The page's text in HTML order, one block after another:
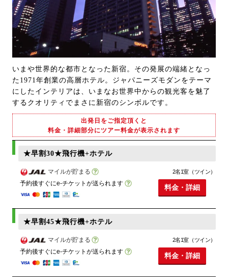
いまや世界的な都市となった新宿。その発展の端緒となっ
た1971年創業の高層ホテル。ジャパニーズモダンをテーマ
にしたインテリアは、いまなお世界中からの観光客を魅了
するクオリティでまさに新宿のシンボルです。
出発日をご指定頂くと
料金・詳細部分にツアー料金が表示されます
★早割30★飛行機+ホテル
マイルが貯まる
予約後すぐにe-チケットが送られます
2名1室（ツイン）
料金・詳細
★早割45★飛行機+ホテル
マイルが貯まる
予約後すぐにe-チケットが送られます
2名1室（ツイン）
料金・詳細